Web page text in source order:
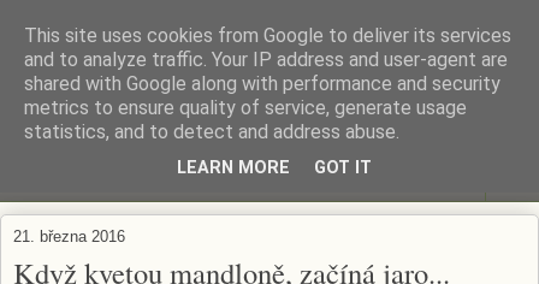
ZAHRADA MĚ BAVÍ
Zahradničení s respektem...
21. března 2016
Když kvetou mandloně, začíná jaro...
This site uses cookies from Google to deliver its services
and to analyze traffic. Your IP address and user-agent are
shared with Google along with performance and security
metrics to ensure quality of service, generate usage
statistics, and to detect and address abuse.
LEARN MORE GOT IT